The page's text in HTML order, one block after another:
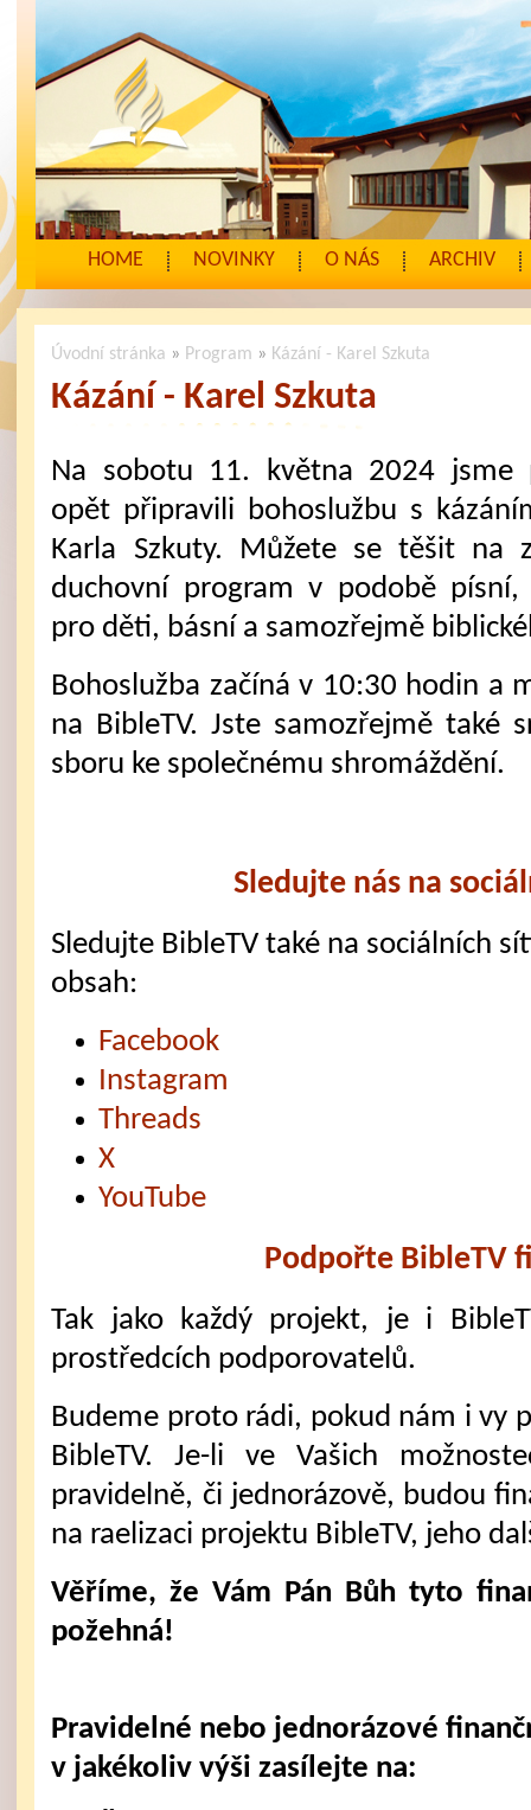
HOME NOVINKY O NÁS ARCHIV
Úvodní stránka » Program » Kázání - Karel Szkuta
Kázání - Karel Szkuta
Na sobotu 11. května 2024 jsme
opět připravili bohoslužbu s
Karla Szkuty. Můžete se těšit na
duchovní program v podobě písní,
pro děti, básní a samozřejmě
Bohoslužba začíná v 10:30 hodin a
na BibleTV. Jste samozřejmě také
sboru ke společnému shromáždění.
Sledujte nás na
Sledujte BibleTV také na sociálních
obsah:
Facebook
Instagram
Threads
X
YouTube
Podpořte BibleTV
Tak jako každý projekt, je i
prostředcích podporovatelů.
Budeme proto rádi, pokud nám i vy
BibleTV. Je-li ve Vašich
pravidelně, či jednorázově, budou
na raelizaci projektu BibleTV, jeho
Věříme, že Vám Pán Bůh tyto
požehná!
Pravidelné nebo jednorázové
v jakékoliv výši zasílejte na: